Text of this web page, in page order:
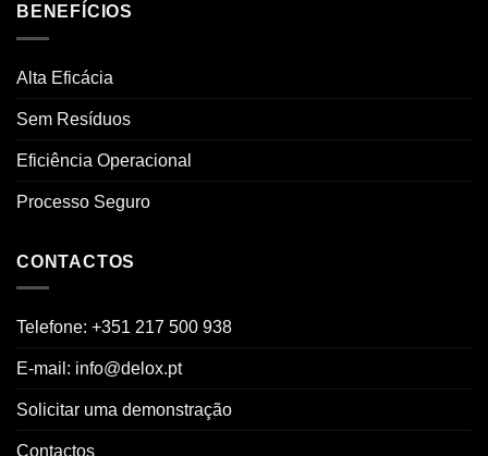
BENEFÍCIOS
Alta Eficácia
Sem Resíduos
Eficiência Operacional
Processo Seguro
CONTACTOS
Telefone: +351 217 500 938
E-mail: info@delox.pt
Solicitar uma demonstração
Contactos